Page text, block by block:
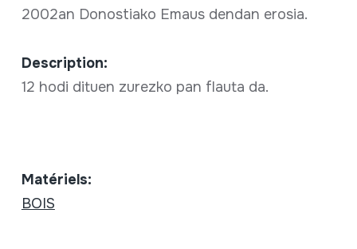
2002an Donostiako Emaus dendan erosia.
Description:
12 hodi dituen zurezko pan flauta da.
Matériels:
BOIS